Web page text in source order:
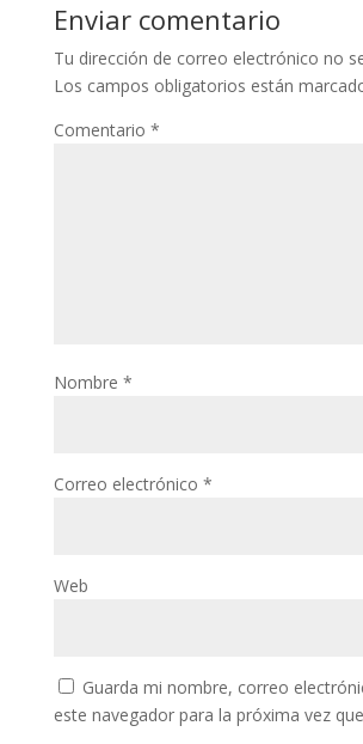
Enviar comentario
Tu dirección de correo electrónico no
Los campos obligatorios están
Comentario *
Nombre *
Correo electrónico *
Web
Guarda mi nombre, correo
este navegador para la próxima vez